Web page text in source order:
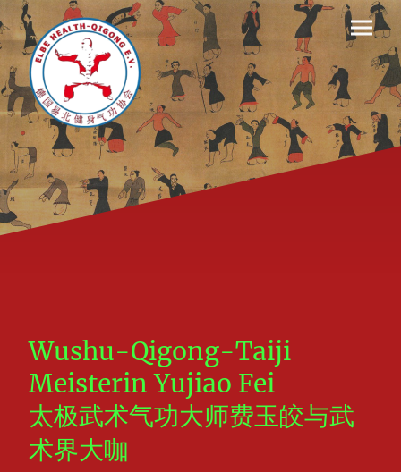
Wushu-Qigong-Taiji
Meisterin Yujiao Fei
太极武术气功大师费玉皎与武
术界大咖